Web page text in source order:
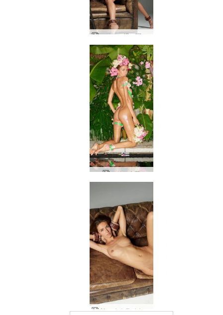
アリアの裸の写真家
アリア人花
Alya ウクライナのアーティスト